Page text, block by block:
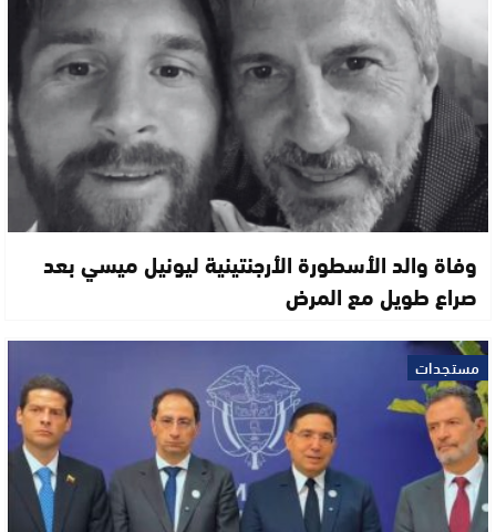
وفاة والد الأسطورة الأرجنتينية ليونيل ميسي بعد
صراع طويل مع المرض
مستجدات